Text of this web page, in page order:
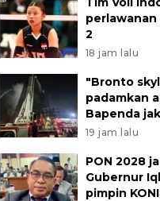
2
18 jam lalu
"Bronto
padamkan
Bapenda
19 jam lalu
PON 2028
Gubernur
pimpin